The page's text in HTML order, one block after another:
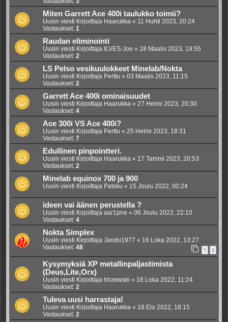
Miten Garrett Ace 400i taulukko toimii?
Uusin viesti Kirjoittaja Haarukka « 11 Huhti 2023, 20:24
Vastaukset: 1
Raudan eliminointi
Uusin viesti Kirjoittaja ILVES-Joe « 18 Maalis 2023, 19:55
Vastaukset: 2
LS Pelso vesikuulokkeet Minelab/Nokta
Uusin viesti Kirjoittaja Perttu « 03 Maalis 2023, 11:15
Vastaukset: 2
Garrett Ace 400i ominaisuudet
Uusin viesti Kirjoittaja Haarukka « 27 Helmi 2023, 20:30
Vastaukset: 4
Ace 300i VS Ace 400i?
Uusin viesti Kirjoittaja Perttu « 25 Helmi 2023, 18:31
Vastaukset: 7
Edullinen pinpointteri.
Uusin viesti Kirjoittaja Haarukka « 17 Tammi 2023, 20:53
Vastaukset: 2
Minelab equinox 700 ja 900
Uusin viesti Kirjoittaja Patsku « 15 Joulu 2022, 00:24
ideen vai äänen perustella ?
Uusin viesti Kirjoittaja aar1pne « 06 Joulu 2022, 22:10
Vastaukset: 4
Nokta Simplex
Uusin viesti Kirjoittaja Jandu1977 « 16 Loka 2022, 13:27
Vastaukset: 48 1 2
Kysymyksiä XP metallinpaljastimista
(Deus,Lite,Orx)
Uusin viesti Kirjoittaja hhzewski « 16 Loka 2022, 11:24
Vastaukset: 2
Tuleva uusi harrastaja!
Uusin viesti Kirjoittaja Haarukka « 18 Elo 2022, 18:15
Vastaukset: 2